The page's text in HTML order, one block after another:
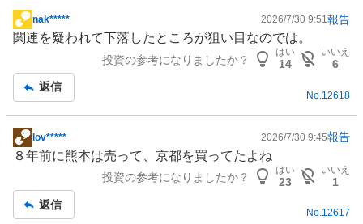
掲
示
事
nak***** 2026/7/30 9:51報告
関連を疑われて下落したところが狙い目なのでは。
投資の参考になりましたか？
はい
14
いいえ
6
返信
No. 12618
掲
示
事
lov***** 2026/7/30 9:45報告
８年前に熊本は売って、京都を買ってたよね
投資の参考になりましたか？
はい
23
いいえ
1
返信
No.12617